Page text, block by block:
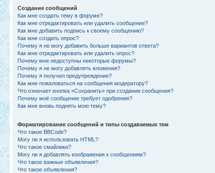
Создание сообщений
Как мне создать тему в форуме?
Как мне отредактировать или удалить сообщение?
Как мне добавить подпись к своему сообщению?
Как мне создать опрос?
Почему я не могу добавить больше вариантов ответа?
Как мне отредактировать или удалить опрос?
Почему мне недоступны некоторые форумы?
Почему я не могу добавлять вложения?
Почему я получил предупреждение?
Как мне пожаловаться на сообщения модератору?
Что означает кнопка «Сохранить» при создании сообщения?
Почему моё сообщение требует одобрения?
Как мне вновь поднять мою тему?
Форматирование сообщений и типы создаваемых тем
Что такое BBCode?
Могу ли я использовать HTML?
Что такое смайлики?
Могу ли я добавлять изображения к сообщениям?
Что такое важные объявления?
Что такое объявления?